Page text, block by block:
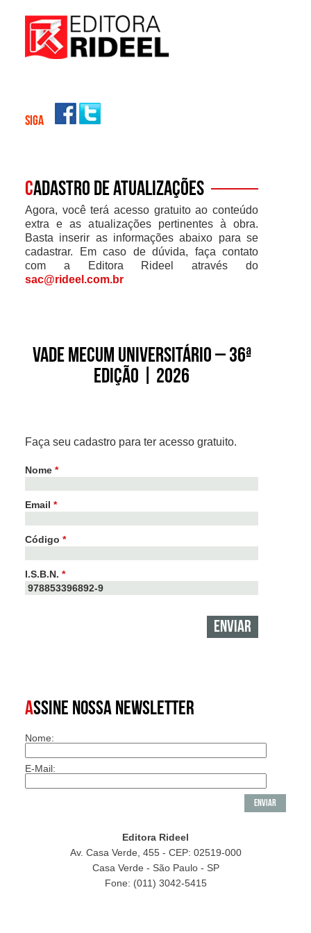
SIGA
Cadastro de atualizações
Agora, você terá acesso gratuito ao conteúdo
extra e as atualizações pertinentes à obra.
Basta inserir as informações abaixo para se
cadastrar. Em caso de dúvida, faça contato
com a Editora Rideel através do
sac@rideel.com.br
Vade Mecum Universitário – 36ª
edição | 2026
Faça seu cadastro para ter acesso gratuito.
Nome *
Email *
Código *
I.S.B.N. *
ASSINE NOSSA NEWSLETTER
Nome:
E-Mail:
Editora Rideel
Av. Casa Verde, 455 - CEP: 02519-000
Casa Verde - São Paulo - SP
Fone: (011) 3042-5415